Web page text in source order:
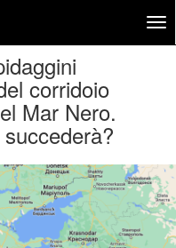
corridoio
Mar Nero.